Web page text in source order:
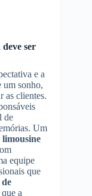
deve ser
e a
um sonho,
as clientes.
de
Um
equipe
que
a